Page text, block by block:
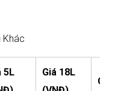
Khác
5L
Giá 18L
Ghi